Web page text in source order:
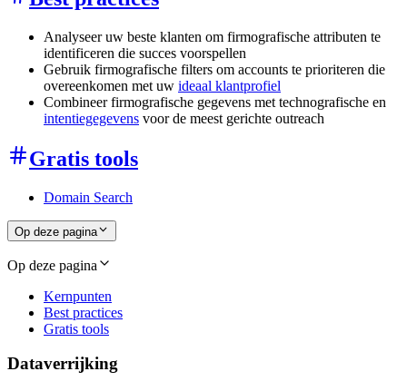
Analyseer uw beste klanten om firmografische attributen te
identificeren die succes voorspellen
Gebruik firmografische filters om accounts te prioriteren die
overeenkomen met uw ideaal klantprofiel
Combineer firmografische gegevens met technografische en
intentiegegevens voor de meest gerichte outreach
Gratis tools
Domain Search
Op deze pagina
Op deze pagina
Kernpunten
Best practices
Gratis tools
Dataverrijking